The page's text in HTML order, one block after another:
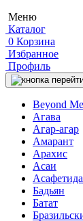
Меню
Каталог
0 Корзина
Избранное
Профиль
Beyond
Агава
Агар-агар
Амарант
Арахис
Асаи
Асафетида
Бадьян
Батат